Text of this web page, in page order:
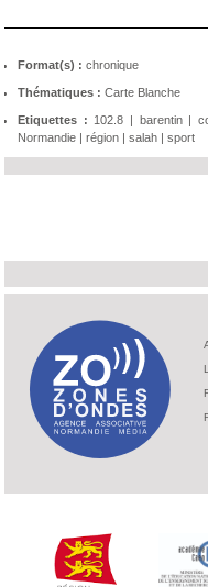
Format(s) : chronique
Thématiques : Carte Blanche
Etiquettes : 102.8 | barentin|
Normandie | région | salah | sport